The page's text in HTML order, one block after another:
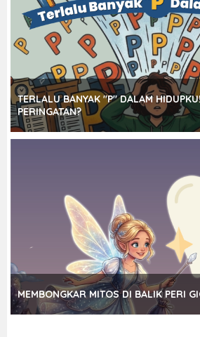
TERLALU BANYAK "P" DALAM
PERINGATAN?
MEMBONGKAR MITOS DI BALIK PERI